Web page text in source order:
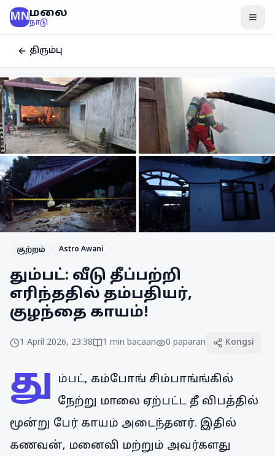
MNமலை
நாடு
திரும்பு
குற்றம் Astro Awani
தும்பட்: வீடு தீப்பற்றி
எரிந்ததில் தம்பதியர்,
குழந்தை காயம்!
1 April 2026, 23:38 1 min bacaan 0 paparan Kongsi
து
ம்பட், கம்போங் சிம்பாங்ங்கில்
நேற்று மாலை ஏற்பட்ட தீ விபத்தில்
மூன்று பேர் காயம் அடைந்தனர். இதில்
கணவன், மனைவி மற்றும் அவர்களது